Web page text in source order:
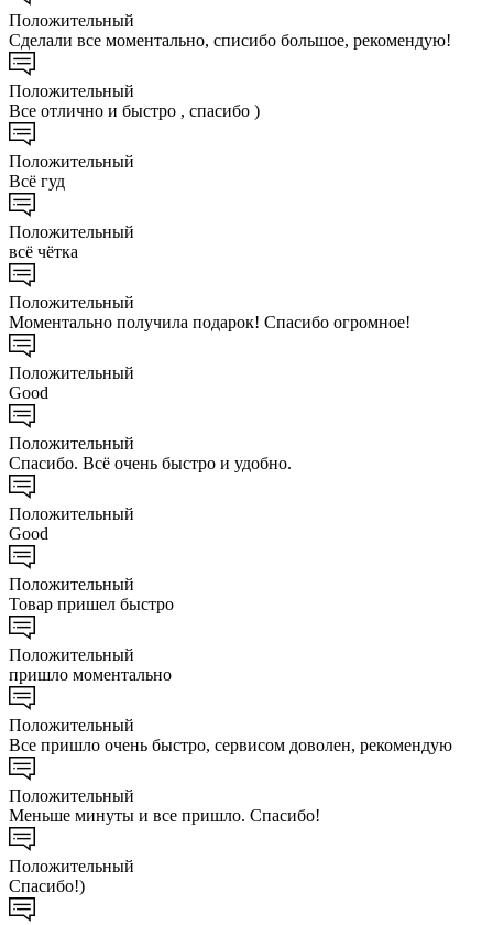
Положительный
Сделали все моментально, списибо большое, рекомендую!
Положительный
Все отлично и быстро , спасибо )
Положительный
Всё гуд
Положительный
всё чётка
Положительный
Моментально получила подарок! Спасибо огромное!
Положительный
Good
Положительный
Спасибо. Всё очень быстро и удобно.
Положительный
Good
Положительный
Товар пришел быстро
Положительный
пришло моментально
Положительный
Все пришло очень быстро, сервисом доволен, рекомендую
Положительный
Меньше минуты и все пришло. Спасибо!
Положительный
Спасибо!)